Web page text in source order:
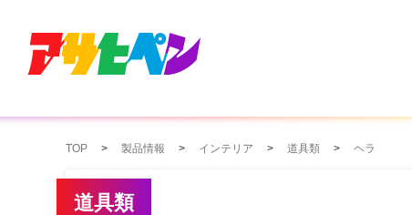
TOP 製品情報 インテリア 道具類 ヘラ
道具類